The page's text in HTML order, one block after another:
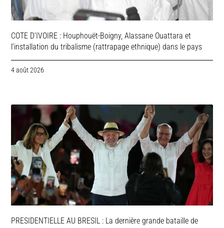
COTE D’IVOIRE : Houphouët-Boigny, Alassane Ouattara et
l’installation du tribalisme (rattrapage ethnique) dans le pays
4 août 2026
PRESIDENTIELLE AU BRESIL : La dernière grande bataille de